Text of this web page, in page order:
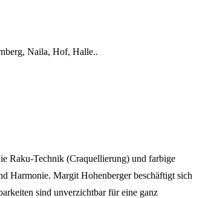
Naila, Hof, Halle..
Raku-Technik (Craquellierung) und farbige
Harmonie. Margit Hohenberger beschäftigt sich
sind unverzichtbar für eine ganz